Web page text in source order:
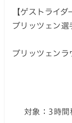
【ゲストライダ
ブリッツェン選
ブリッツェンラ
対象：3時